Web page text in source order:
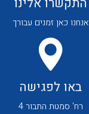
לכל מוצרי היצרן
אנחנו כאן זמנים עבורך
באו לפגישה
רח' סמטת התבור 4